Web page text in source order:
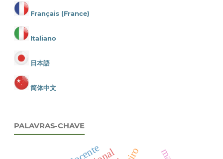
Français (France)
Italiano
日本語
简体中文
PALAVRAS-CHAVE